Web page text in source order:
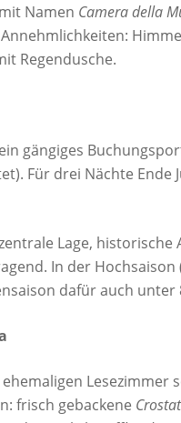
Namen Camera della
Regendusche.
gängiges
Für drei Nächte Ende
Lage,
In der
dafür auch unter
frisch gebackene